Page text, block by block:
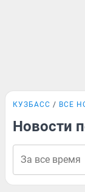
КУЗБАСС ВСЕ
Новости